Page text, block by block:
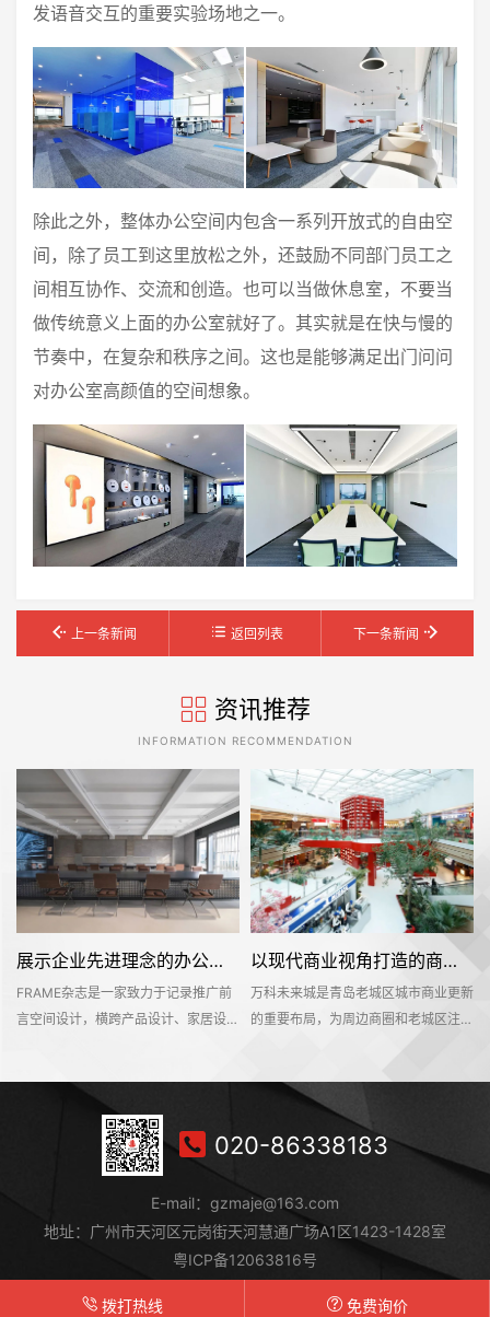
发语音交互的重要实验场地之一。
除此之外，整体办公空间内包含一系列开放式的自由空
间，除了员工到这里放松之外，还鼓励不同部门员工之
间相互协作、交流和创造。也可以当做休息室，不要当
做传统意义上面的办公室就好了。其实就是在快与慢的
节奏中，在复杂和秩序之间。这也是能够满足出门问问
对办公室高颜值的空间想象。
上一条新闻 返回列表 下一条新闻
资讯推荐
INFORMATION RECOMMENDATION
展示企业先进理念的办公室装修设计空间是怎样的——FRAME
FRAME杂志是一家致力于记录推广前
言空间设计，横跨产品设计、家居设
是一个工作环境，也是一个企业理念的
平台。该项目位于深业上城商区，可直
达莲花山和笔架山公园，呈现出独具一
格的国际文化和商业氛围。
以现代商业视角打造的商业城是怎样的——万科未来城
万科未来城是青岛老城区城市商业更新
的重要布局，为周边商圈和老城区注入
落、色泽浓郁的建筑物风格，设计团队
突破性地在北方区域植入南方氛围的热
带植物景观，打造出一个能够激发更多
自然生机向往的空间。
020-86338183
E-mail：gzmaje@163.com
地址：广州市天河区元岗街天河慧通广场A1区1423-1428室
粤ICP备12063816号
拨打热线 免费询价